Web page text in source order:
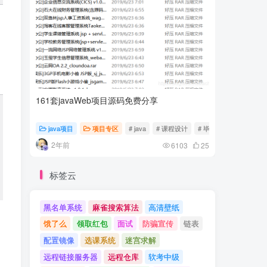
161套javaWeb项目源码免费分享
java项目 项目专区 # java # 课程设计 # 毕业设计
2年前 6103 25
标签云
黑名单系统 麻雀搜索算法
高清壁纸
饿了么
领取红包 面试 防骗宣传
链表
配置镜像
选课系统
迷宫求解
远程链接服务器
远程仓库
软考中级